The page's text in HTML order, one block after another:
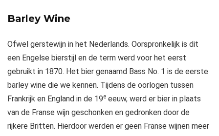
Barley Wine
Ofwel gerstewijn in het Nederlands. Oorspronkelijk is dit
een Engelse bierstijl en de term werd voor het eerst
gebruikt in 1870. Het bier genaamd Bass No. 1 is de eerste
barley wine die we kennen. Tijdens de oorlogen tussen
Frankrijk en England in de 19e eeuw, werd er bier in plaats
van de Franse wijn geschonken en gedronken door de
rijkere Britten. Hierdoor werden er geen Franse wijnen meer